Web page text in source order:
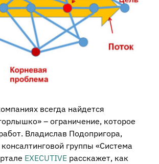
всегда найдется
– ограничение, которое
Владислав Подопригора,
группы «Система
EXECUTIVE расскажет, как